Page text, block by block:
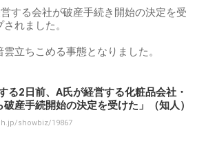
する会社が破産手続き開始の決定を受
れました。
立ちこめる事態となりました。
る2日前、A氏が経営する化粧品会社・
産手続開始の決定を受けた」（知人）
showbiz/19867